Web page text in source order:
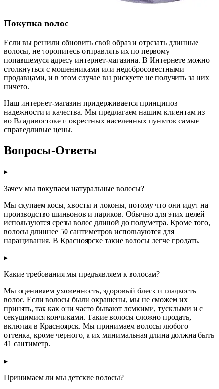
Покупка волос
Если вы решили обновить свой образ и отрезать длинные
волосы, не торопитесь отправлять их по первому
попавшемуся адресу интернет-магазина. В Интернете можно
столкнуться с мошенниками или недобросовестными
продавцами, и в этом случае вы рискуете не получить за них
ничего.
Наш интернет-магазин придерживается принципов
надежности и качества. Мы предлагаем нашим клиентам из
во Владивостоке и окрестных населенных пунктов самые
справедливые цены.
Вопросы-Ответы
▸
Зачем мы покупаем натуральные волосы?
Мы скупаем косы, хвосты и локоны, потому что они идут на
производство шиньонов и париков. Обычно для этих целей
используются срезы волос длиной до полуметра. Кроме того,
волосы длиннее 50 сантиметров используются для
наращивания. В Красноярске такие волосы легче продать.
▸
Какие требования мы предъявляем к волосам?
Мы оцениваем ухоженность, здоровый блеск и гладкость
волос. Если волосы были окрашены, мы не сможем их
принять, так как они часто бывают ломкими, тусклыми и с
секущимися кончиками. Такие волосы сложно продать,
включая в Красноярск. Мы принимаем волосы любого
оттенка, кроме черного, а их минимальная длина должна быть
41 сантиметр.
▸
Принимаем ли мы детские волосы?